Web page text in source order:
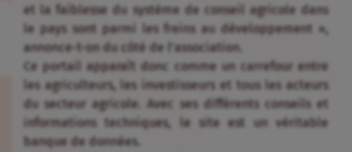
et la faiblesse du système de conseil agricole dans
le pays sont parmi les freins au développement »,
annonce-t-on du côté de l’association.
Ce portail apparaît donc comme un carrefour entre
les agriculteurs, les investisseurs et tous les acteurs
du secteur agricole. Avec ses différents conseils et
informations techniques, le site est un véritable
banque de données.